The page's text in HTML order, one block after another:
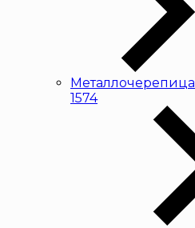
Металлочерепица
1574